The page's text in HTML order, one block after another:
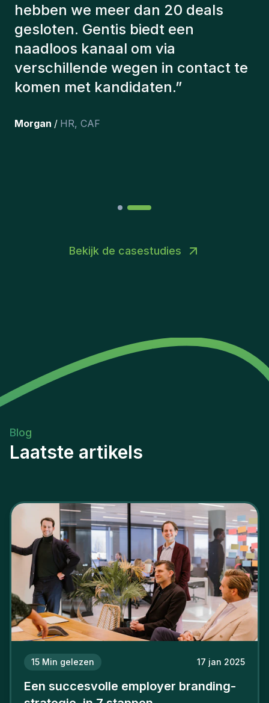
met een aantal factoren om ons de
juiste kandidaten voor te stellen.
De kandidaten die we hebben
aangeworven, werken nog steeds
bij ons en persoonlijk ben ik erg
team hebben opgenomen.
Bekijk de casestudies
Blog
Laatste artikels
15 Min gelezen 17 jan 2025
Een succesvolle employer branding-